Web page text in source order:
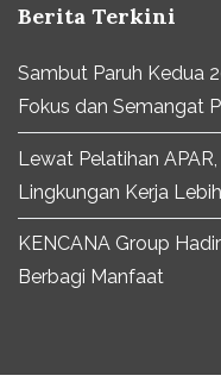
Berita Terkini
Sambut Paruh Kedua
Fokus dan Semangat
Lewat Pelatihan
Lingkungan Kerja
KENCANA Group
Berbagi Manfaat